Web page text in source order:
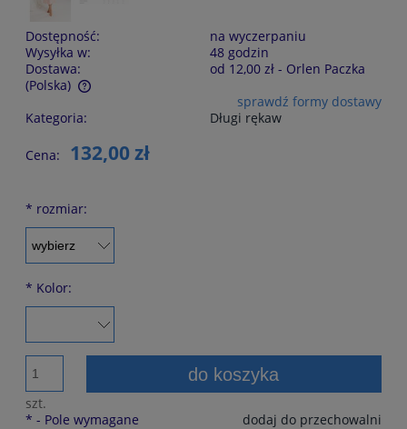
Dostępność:
na wyczerpaniu
Wysyłka w:
48 godzin
Dostawa:
od 12,00 zł - Orlen Paczka
(Polska)
Cena nie zawiera ewentualnych kosztów płatności
sprawdź formy dostawy
Kategoria:
Długi rękaw
Cena: 132,00 zł
* rozmiar:
* Kolor:
szt.
do koszyka
dodaj do przechowalni
* - Pole wymagane